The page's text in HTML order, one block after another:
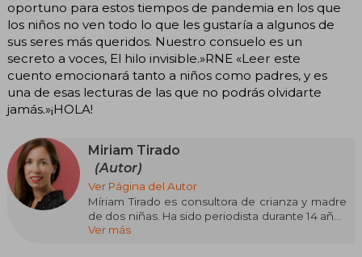
oportuno para estos tiempos de pandemia en los que
los niños no ven todo lo que les gustaría a algunos de
sus seres más queridos. Nuestro consuelo es un
secreto a voces, El hilo invisible.»RNE «Leer este
cuento emocionará tanto a niños como padres, y es
una de esas lecturas de las que no podrás olvidarte
jamás.»¡HOLA!
Miriam Tirado
(Autor)
Ver Página del Autor
Míriam Tirado es consultora de crianza y madre
de dos niñas. Ha sido periodista durante 14 años
en los Servicios Informativos de Catalunya
Ver más